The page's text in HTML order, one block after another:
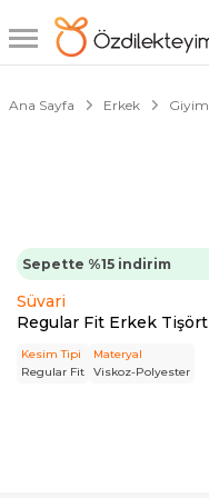
Ana Sayfa Erkek Giyim
Sepette %15 indirim
Süvari
Regular Fit Erkek
Kesim Tipi
Regular Fit
Materyal
Viskoz-Polyester